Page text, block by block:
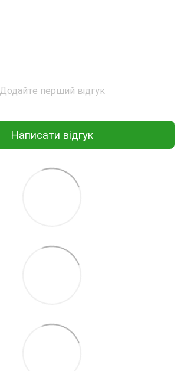
Додайте перший відгук
Написати відгук